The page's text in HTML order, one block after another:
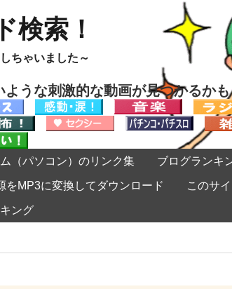
検索！
ちゃいました～
ような刺激的な動画が見つかるか
（パソコン）のリンク集 ブログランキ
をMP3に変換してダウンロード このサ
ング